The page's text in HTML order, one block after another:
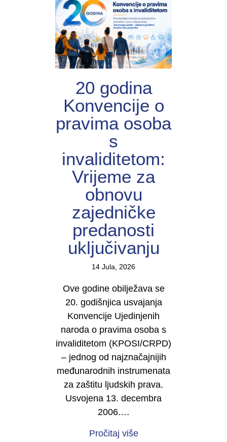
20 godina
Konvencije o
pravima osoba
s
invaliditetom:
Vrijeme za
obnovu
zajedničke
predanosti
uključivanju
14 Jula, 2026
Ove godine obilježava se
20. godišnjica usvajanja
Konvencije Ujedinjenih
naroda o pravima osoba s
invaliditetom (KPOSI/CRPD)
– jednog od najznačajnijih
međunarodnih instrumenata
za zaštitu ljudskih prava.
Usvojena 13. decembra
2006.…
Pročitaj višeabout 20 godina